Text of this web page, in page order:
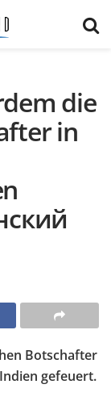
die
in
Botschafter
gefeuert.